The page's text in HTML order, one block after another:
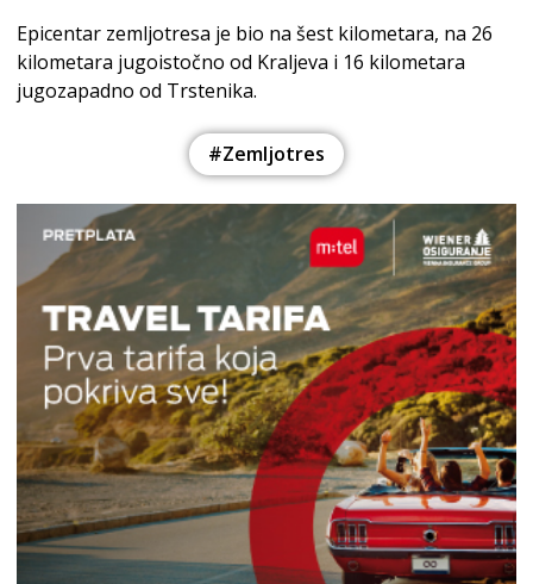
Epicentar zemljotresa je bio na šest kilometara, na 26
kilometara jugoistočno od Kraljeva i 16 kilometara
jugozapadno od Trstenika.
#Zemljotres